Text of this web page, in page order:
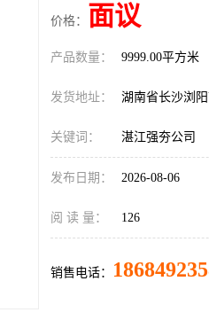
价格： 面议
产品数量： 9999.00平方米
发货地址： 湖南省长沙浏
关键词： 湛江强夯公司
发布日期： 2026-08-06
阅 读 量： 126
销售电话：